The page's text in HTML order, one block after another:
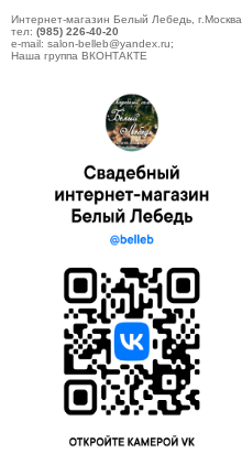
Интернет-магазин Белый Лебедь, г.Москва
тел: (985) 226-40-20
e-mail: salon-belleb@yandex.ru;
Наша группа ВКОНТАКТЕ